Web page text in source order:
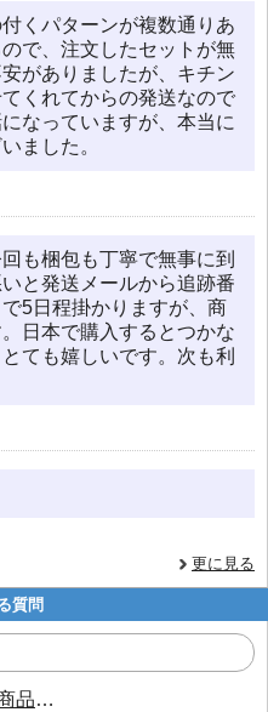
くパターンが複数通りあ
で、注文したセットが無
がありましたが、キチン
くれてからの発送なので
なっていますが、本当に
ました。
も梱包も丁寧で無事に到
と発送メールから追跡番
5日程掛かりますが、商
日本で購入するとつかな
ても嬉しいです。次も利
更に見る
質問
淘宝やアリババのURLから商品を探すことはできますか？